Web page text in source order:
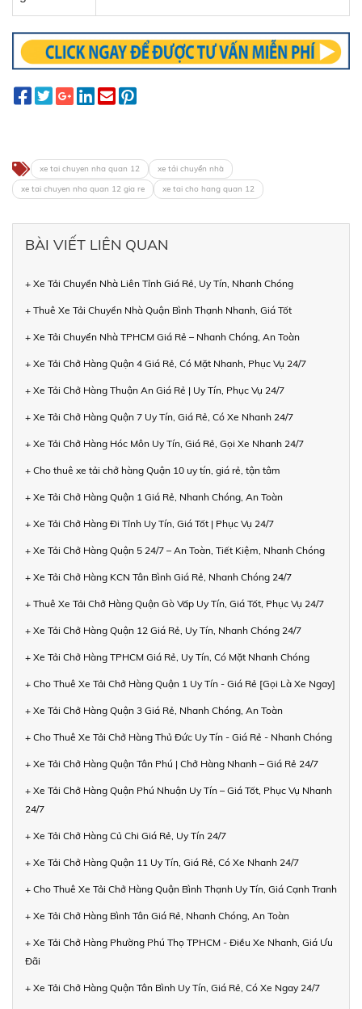
xe tai chuyen nha quan 12
xe tải chuyển nhà
xe tai chuyen nha quan 12 gia re
xe tai cho hang quan 12
BÀI VIẾT LIÊN QUAN
+ Xe Tải Chuyển Nhà Liên Tỉnh Giá Rẻ, Uy Tín, Nhanh Chóng
+ Thuê Xe Tải Chuyển Nhà Quận Bình Thạnh Nhanh, Giá Tốt
+ Xe Tải Chuyển Nhà TPHCM Giá Rẻ – Nhanh Chóng, An Toàn
+ Xe Tải Chở Hàng Quận 4 Giá Rẻ, Có Mặt Nhanh, Phục Vụ 24/7
+ Xe Tải Chở Hàng Thuận An Giá Rẻ | Uy Tín, Phục Vụ 24/7
+ Xe Tải Chở Hàng Quận 7 Uy Tín, Giá Rẻ, Có Xe Nhanh 24/7
+ Xe Tải Chở Hàng Hóc Môn Uy Tín, Giá Rẻ, Gọi Xe Nhanh 24/7
+ Cho thuê xe tải chở hàng Quận 10 uy tín, giá rẻ, tận tâm
+ Xe Tải Chở Hàng Quận 1 Giá Rẻ, Nhanh Chóng, An Toàn
+ Xe Tải Chở Hàng Đi Tỉnh Uy Tín, Giá Tốt | Phục Vụ 24/7
+ Xe Tải Chở Hàng Quận 5 24/7 – An Toàn, Tiết Kiệm, Nhanh Chóng
+ Xe Tải Chở Hàng KCN Tân Bình Giá Rẻ, Nhanh Chóng 24/7
+ Thuê Xe Tải Chở Hàng Quận Gò Vấp Uy Tín, Giá Tốt, Phục Vụ 24/7
+ Xe Tải Chở Hàng Quận 12 Giá Rẻ, Uy Tín, Nhanh Chóng 24/7
+ Xe Tải Chở Hàng TPHCM Giá Rẻ, Uy Tín, Có Mặt Nhanh Chóng
+ Cho Thuê Xe Tải Chở Hàng Quận 1 Uy Tín - Giá Rẻ [Gọi Là Xe Ngay]
+ Xe Tải Chở Hàng Quận 3 Giá Rẻ, Nhanh Chóng, An Toàn
+ Cho Thuê Xe Tải Chở Hàng Thủ Đức Uy Tín - Giá Rẻ - Nhanh Chóng
+ Xe Tải Chở Hàng Quận Tân Phú | Chở Hàng Nhanh – Giá Rẻ 24/7
+ Xe Tải Chở Hàng Quận Phú Nhuận Uy Tín – Giá Tốt, Phục Vụ Nhanh
24/7
+ Xe Tải Chở Hàng Củ Chi Giá Rẻ, Uy Tín 24/7
+ Xe Tải Chở Hàng Quận 11 Uy Tín, Giá Rẻ, Có Xe Nhanh 24/7
+ Cho Thuê Xe Tải Chở Hàng Quận Bình Thạnh Uy Tín, Giá Cạnh Tranh
+ Xe Tải Chở Hàng Bình Tân Giá Rẻ, Nhanh Chóng, An Toàn
+ Xe Tải Chở Hàng Phường Phú Thọ TPHCM - Điều Xe Nhanh, Giá Ưu
Đãi
+ Xe Tải Chở Hàng Quận Tân Bình Uy Tín, Giá Rẻ, Có Xe Ngay 24/7